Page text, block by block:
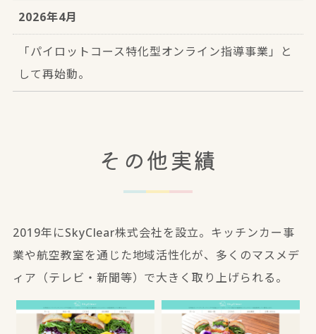
2026年4月
「パイロットコース特化型オンライン指導事業」と
して再始動。
その他実績
2019年にSkyClear株式会社を設立。キッチンカー事
業や航空教室を通じた地域活性化が、多くのマスメデ
ィア（テレビ・新聞等）で大きく取り上げられる。